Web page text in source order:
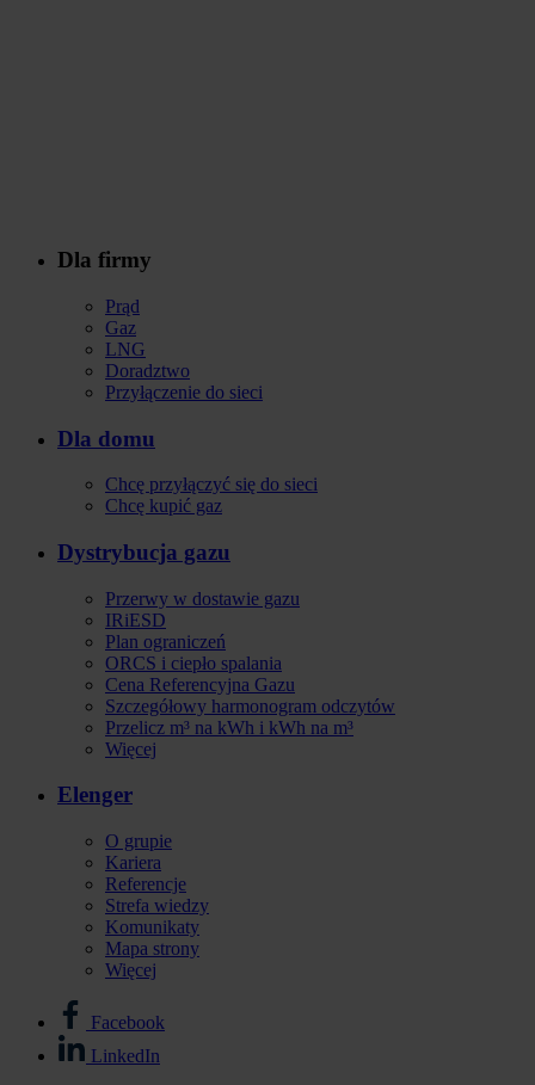
Dla firmy
Prąd
Gaz
LNG
Doradztwo
Przyłączenie do sieci
Dla domu
Chcę przyłączyć się do sieci
Chcę kupić gaz
Dystrybucja gazu
Przerwy w dostawie gazu
IRiESD
Plan ograniczeń
ORCS i ciepło spalania
Cena Referencyjna Gazu
Szczegółowy harmonogram odczytów
Przelicz m³ na kWh i kWh na m³
Więcej
Elenger
O grupie
Kariera
Referencje
Strefa wiedzy
Komunikaty
Mapa strony
Więcej
Stopka
Facebook
LinkedIn